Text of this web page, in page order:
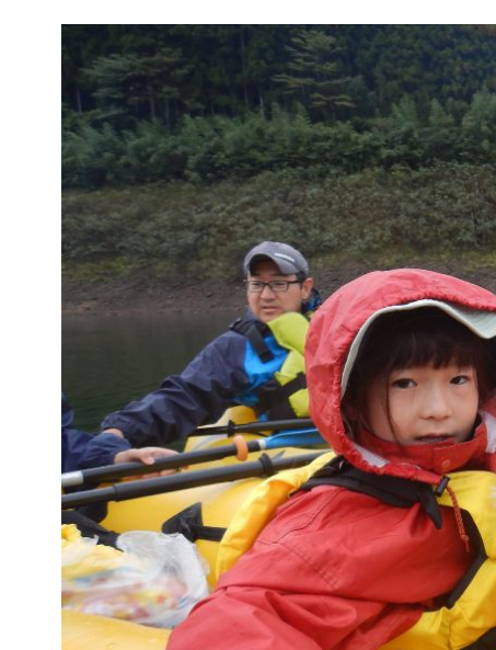
パックラフト ダウンリバー
パックラフトカヌー 四万湖
絶景カヌー
トレッキング 登山